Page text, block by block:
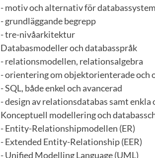
- motiv och alternativ för databassystem
- grundläggande begrepp
- tre-nivåarkitektur
Databasmodeller och databasspråk
- relationsmodellen, relationsalgebra
- orientering om objektorienterade
- SQL, både enkel och avancerad
- design av relationsdatabas samt
Konceptuell modellering och
- Entity-Relationshipmodellen (ER)
- Extended Entity-Relationship (EER)
- Unified Modelling Language (UML)